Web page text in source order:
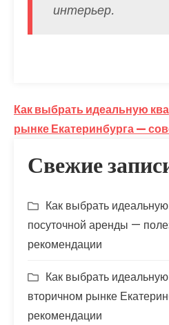
интерьер.
Навигация
по
записям
Как выбрать идеальную
рынке Екатеринбурга —
Свежие
Как выбрать
посуточной аренды —
рекомендации
Как выбрать
вторичном рынке
рекомендации